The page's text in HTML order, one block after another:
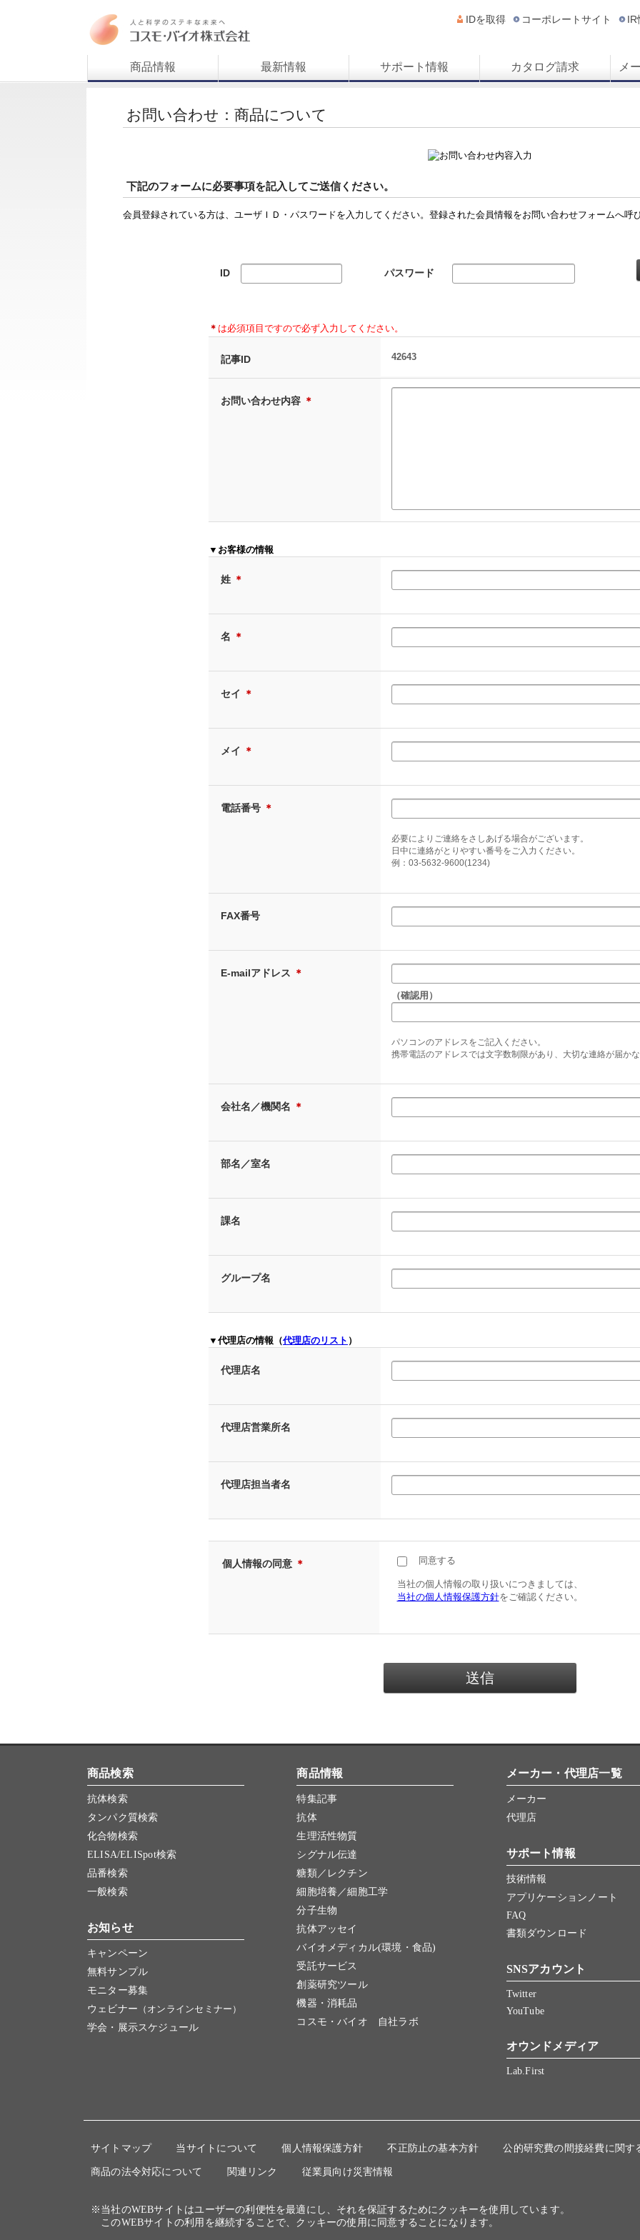
IDを取得 コーポレートサイト IR
商品情報 最新情報 サポート情報 カタログ請求 メ
お問い合わせ：商品について
下記のフォームに必要事項を記入してご送信ください。
会員登録されている方は、ユーザＩＤ・パスワードを入力してください。登録された会員情報をお問い合わせフォームへ呼
ID パスワード
＊ は必須項目ですので必ず入力してください。
記事ID 42643
お問い合わせ内容 ＊
▼お客様の情報
姓 ＊
名 ＊
セイ ＊
メイ ＊
電話番号 ＊
必要によりご連絡をさしあげる場合がございます。
日中に連絡がとりやすい番号をご入力ください。
例：03-5632-9600(1234)
FAX番号
E-mailアドレス ＊
（確認用）
パソコンのアドレスをご記入ください。
携帯電話のアドレスでは文字数制限があり、大切な連絡が届かな
会社名／機関名 ＊
部名／室名
課名
グループ名
▼代理店の情報（代理店のリスト ）
代理店名
代理店営業所名
代理店担当者名
個人情報の同意 ＊ 同意する
当社の個人情報の取り扱いにつきましては、
当社の個人情報保護方針をご確認ください。
商品検索
抗体検索
タンパク質検索
化合物検索
ELISA/ELISpot検索
品番検索
一般検索
お知らせ
キャンペーン
無料サンプル
モニター募集
ウェビナー （オンラインセミナー）
学会・展示スケジュール
商品情報
特集記事
抗体
生理活性物質
シグナル伝達
糖類／レクチン
細胞培養／細胞工学
分子生物
抗体アッセイ
バイオメディカル(環境・食品)
受託サービス
創薬研究ツール
機器・消耗品
コスモ・バイオ 自社ラボ
メーカー・代理店一覧
メーカー
代理店
サポート情報
技術情報
アプリケーションノート
FAQ
書類ダウンロード
SNSアカウント
Twitter
YouTube
オウンドメディア
Lab.First
サイトマップ 当サイトについて 個人情報保護方針 不正防止の基本方針 公的研究費の間接経費に関す
商品の法令対応について 関連リンク 従業員向け災害情報
※当社のWEBサイトはユーザーの利便性を最適にし、それを保証するためにクッキーを使用しています。
このWEBサイトの利用を継続することで、クッキーの使用に同意することになります。